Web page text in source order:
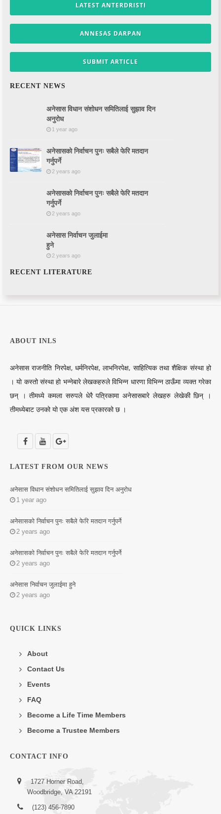
LATEST ANTERDRISTI
ANNESAS DARPAN
SUBMIT ARTICLE
RECENT NEWS
अनेसास विधान संशोधन समितिलाई सुझाव दिन
अनुरोध
1 year ago
अनेसासको निर्वाचन पुनः सबैले फेरि मतदान
गर्नुपर्ने
2 years ago
अनेसासको निर्वाचन पुनः सबैले फेरि मतदान
गर्नुपर्ने
2 years ago
अनेसास निर्वाचन जुलाईमा
हुने
2 years ago
RECENT LITERATURE
ABOUT INLS
अनेसास राजनीति निरपेक्ष, धर्मनिरपेक्ष, लाभनिरपेक्ष, साहित्यिक तथा शैक्षिक संस्था हो
। यो कस्तो संस्था हो भन्नेबारे लेखकहरुले विभिन्न धारणा विभिन्न ठाऊँमा व्यक्त गरेका
छन् । तीमध्ये कमला सरुपले धेरै पत्रिकामा अनेसासबारे लेखहरु लेखेकी छिन् ।
तीमध्येबाट उनको यो एक अंश यस प्रकारको छ ।
LATEST FROM OUR NEWS
अनेसास विधान संशोधन समितिलाई सुझाव दिन अनुरोध
1 year ago
अनेसासको निर्वाचन पुनः सबैले फेरि मतदान गर्नुपर्ने
2 years ago
अनेसासको निर्वाचन पुनः सबैले फेरि मतदान गर्नुपर्ने
2 years ago
अनेसास निर्वाचन जुलाईमा हुने
2 years ago
QUICK LINKS
About
Contact Us
Events
FAQ
Become a Life Time Members
Become a Trustee Members
CONTACT INFO
1727 Horner Road,
Woodbridge, VA 22191
(123) 456-7890